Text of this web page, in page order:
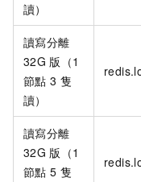
讀）
讀寫分離
32G 版（1
節點 3 隻
讀）
讀寫分離
32G 版（1
節點 5 隻